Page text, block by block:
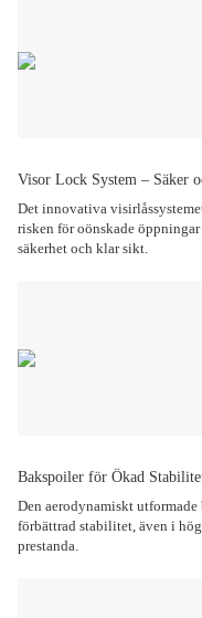
Visor Lock System – Säker
Det innovativa
risken för oönskade
säkerhet och klar sikt.
Bakspoiler för Ökad
Den aerodynamiskt
förbättrad stabilitet, även i
prestanda.